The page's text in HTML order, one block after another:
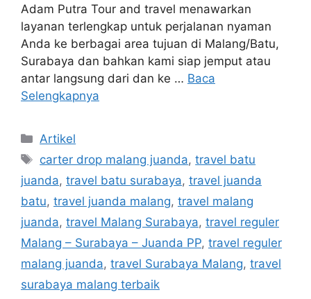
Adam Putra Tour and travel menawarkan
layanan terlengkap untuk perjalanan nyaman
Anda ke berbagai area tujuan di Malang/Batu,
Surabaya dan bahkan kami siap jemput atau
antar langsung dari dan ke … Baca
Selengkapnya
Kategori
Artikel
Tag
carter drop malang juanda,travel batu
juanda, travel batu surabaya, travel juanda
batu, travel juanda malang, travel malang
juanda, travel Malang Surabaya, travel reguler
Malang – Surabaya – Juanda PP, travel reguler
malang juanda, travel Surabaya Malang, travel
surabaya malang terbaik